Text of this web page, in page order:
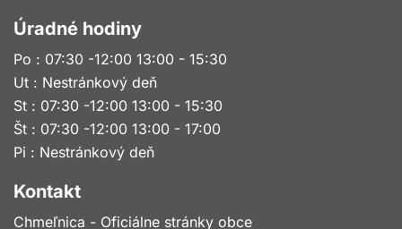
Úradné hodiny
Po : 07:30 -12:00 13:00 - 15:30
Ut : Nestránkový deň
St : 07:30 -12:00 13:00 - 15:30
Št : 07:30 -12:00 13:00 - 17:00
Pi : Nestránkový deň
Kontakt
Chmeľnica - Oficiálne stránky obce